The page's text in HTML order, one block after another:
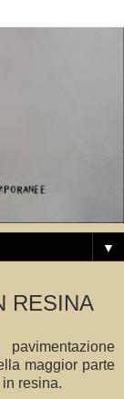
▼
RESINA
maggior parte
resina.